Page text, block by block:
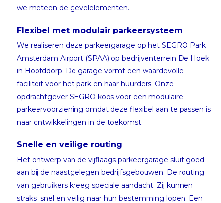
we meteen de gevelelementen.
Flexibel met modulair parkeersysteem
We realiseren deze parkeergarage op het SEGRO Park
Amsterdam Airport (SPAA) op bedrijventerrein De Hoek
in Hoofddorp. De garage vormt een waardevolle
faciliteit voor het park en haar huurders. Onze
opdrachtgever SEGRO koos voor een modulaire
parkeervoorziening omdat deze flexibel aan te passen is
naar ontwikkelingen in de toekomst.
Snelle en veilige routing
Het ontwerp van de vijflaags parkeergarage sluit goed
aan bij de naastgelegen bedrijfsgebouwen. De routing
van gebruikers kreeg speciale aandacht. Zij kunnen
straks snel en veilig naar hun bestemming lopen. Een